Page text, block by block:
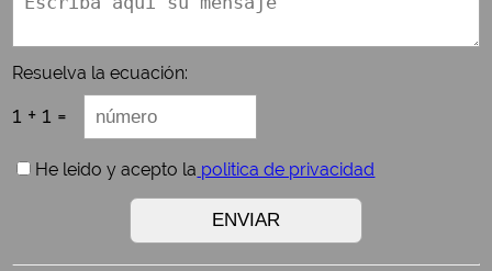
Resuelva la ecuación:
1 + 1 =
He leido y acepto la politica de privacidad